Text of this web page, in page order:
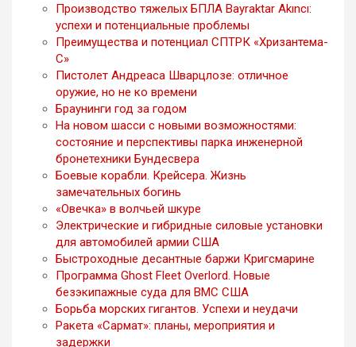
Производство тяжелых БПЛА Bayraktar Akıncı:
успехи и потенциальные проблемы
Преимущества и потенциал СПТРК «Хризантема-
С»
Пистолет Андреаса Шварцлозе: отличное
оружие, но не ко времени
Браунинги год за годом
На новом шасси с новыми возможностями:
состояние и перспективы парка инженерной
бронетехники Бундесвера
Боевые корабли. Крейсера. Жизнь
замечательных богинь
«Овечка» в волчьей шкуре
Электрические и гибридные силовые установки
для автомобилей армии США
Быстроходные десантные баржи Кригсмарине
Программа Ghost Fleet Overlord. Новые
безэкипажные суда для ВМС США
Борьба морских гигантов. Успехи и неудачи
Ракета «Сармат»: планы, мероприятия и
задержки